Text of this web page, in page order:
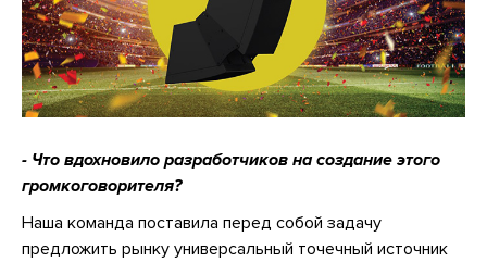
- Что вдохновило разработчиков на создание этого
громкоговорителя?
Наша команда поставила перед собой задачу
предложить рынку универсальный точечный источник